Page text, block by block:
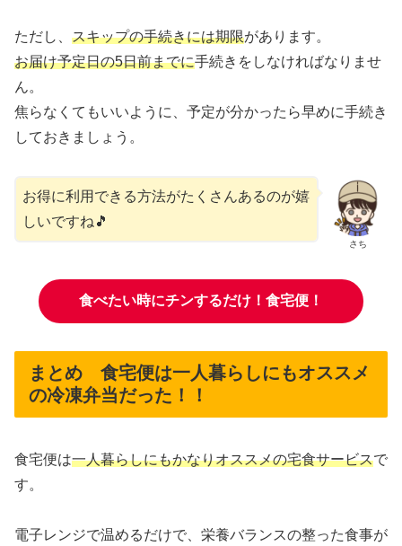
ただし、 スキップの手続きには期限があります。
お届け予定日の5日前までに手続きをしなければなりませ
ん。
焦らなくてもいいように、予定が分かったら早めに手続き
しておきましょう。
さち
お得に利用できる方法がたくさんあるのが嬉
しいですね🎵
食べたい時にチンするだけ！食宅便！
まとめ 食宅便は一人暮らしにもオススメ
の冷凍弁当だった！！
食宅便は一人暮らしにもかなりオススメの宅食サービスで
す。
電子レンジで温めるだけで、栄養バランスの整った食事が